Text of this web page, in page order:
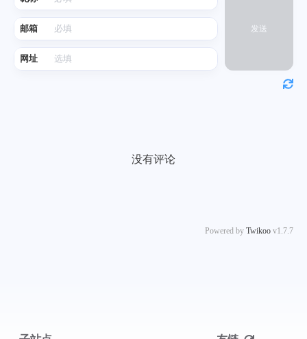
邮箱
网址
发送
没有评论
Powered by Twikoo v1.7.7